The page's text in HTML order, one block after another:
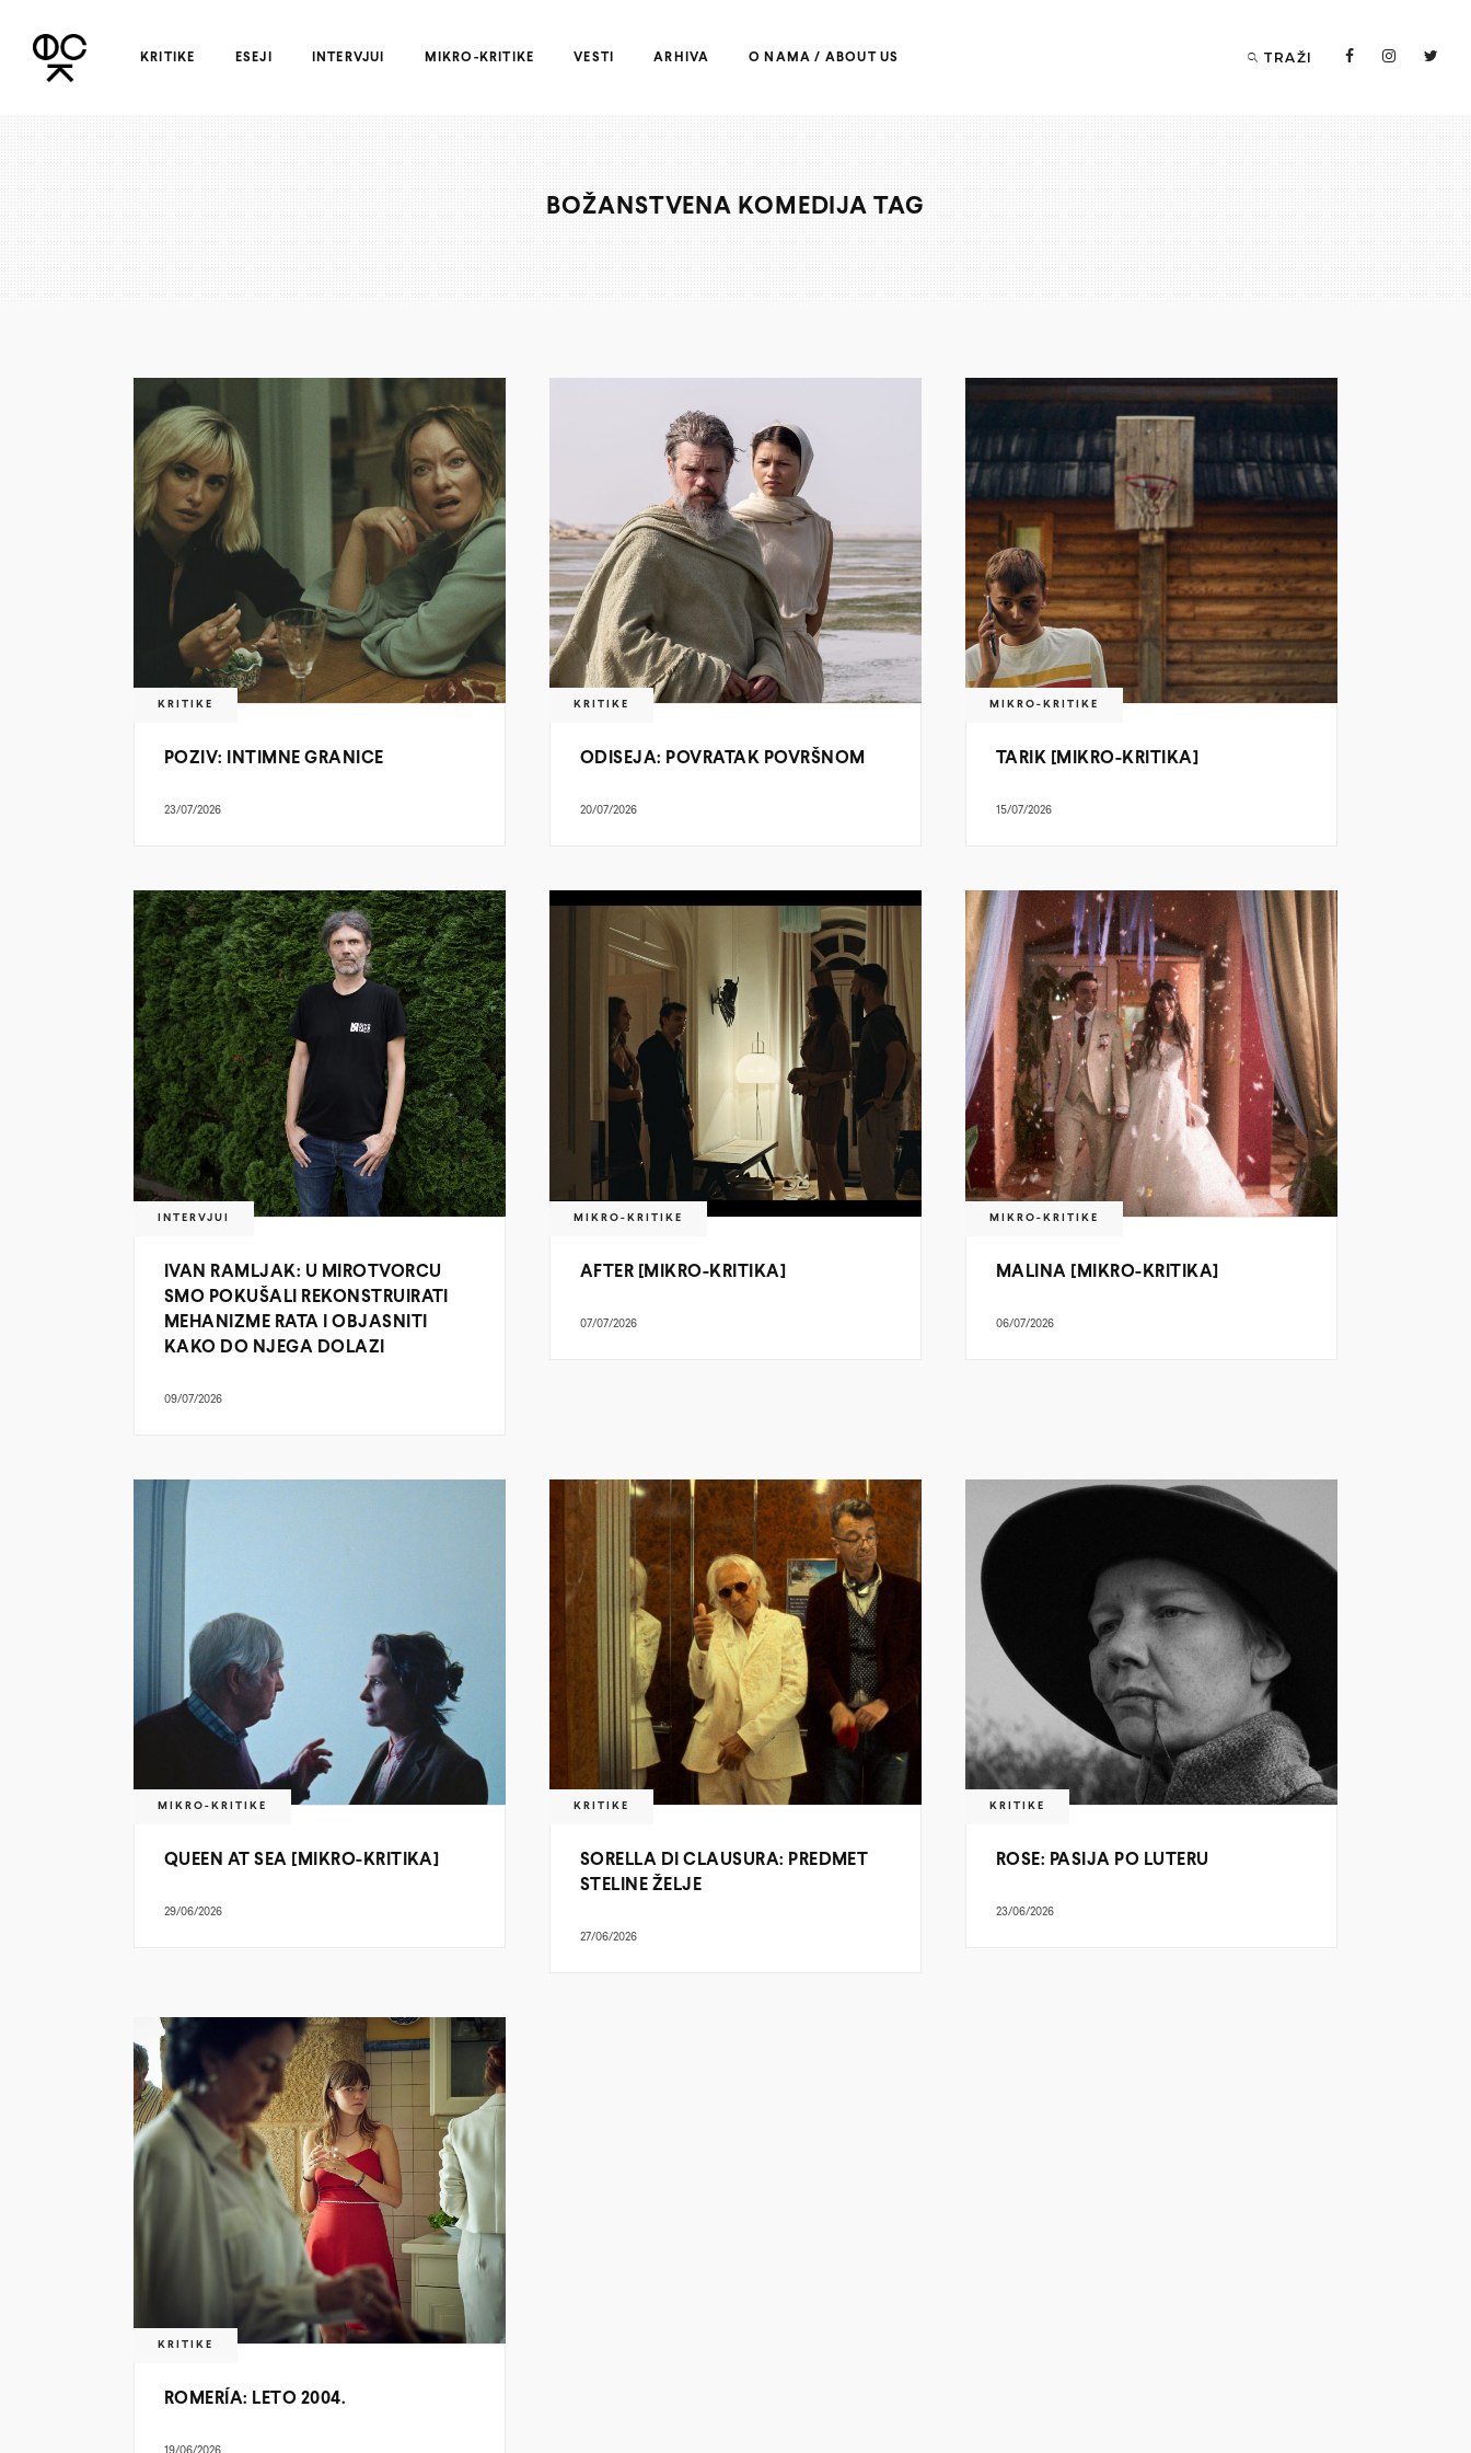
KRITIKE ESEJI INTERVJUI MIKRO-KRITIKE VESTI ARHIVA O NAMA / ABOUT US TRAŽI
BOŽANSTVENA KOMEDIJA TAG
KRITIKE
POZIV: INTIMNE GRANICE
23/07/2026
KRITIKE
ODISEJA: POVRATAK POVRŠNOM
20/07/2026
MIKRO-KRITIKE
TARIK [MIKRO-KRITIKA]
15/07/2026
INTERVJUI
IVAN RAMLJAK: U MIROTVORCU
SMO POKUŠALI REKONSTRUIRATI
MEHANIZME RATA I OBJASNITI
KAKO DO NJEGA DOLAZI
09/07/2026
MIKRO-KRITIKE
AFTER [MIKRO-KRITIKA]
07/07/2026
MIKRO-KRITIKE
MALINA [MIKRO-KRITIKA]
06/07/2026
MIKRO-KRITIKE
QUEEN AT SEA [MIKRO-KRITIKA]
29/06/2026
KRITIKE
SORELLA DI CLAUSURA: PREDMET
STELINE ŽELJE
27/06/2026
KRITIKE
ROSE: PASIJA PO LUTERU
23/06/2026
KRITIKE
ROMERÍA: LETO 2004.